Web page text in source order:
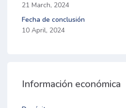
21 March, 2024
Fecha de conclusión
10 April, 2024
Información económica